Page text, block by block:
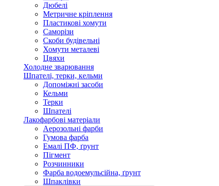
Дюбелі
Метричне кріплення
Пластикові хомути
Саморізи
Скоби будівельні
Хомути металеві
Цвяхи
Холодне зварювання
Шпателі, терки, кельми
Допоміжні засоби
Кельми
Терки
Шпателі
Лакофарбові матеріали
Аерозольні фарби
Гумова фарба
Емалі ПФ, ґрунт
Пігмент
Розчинники
Фарба водоемульсійна, ґрунт
Шпаклівки